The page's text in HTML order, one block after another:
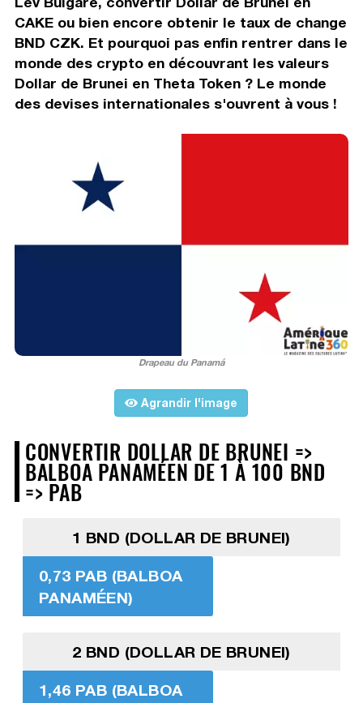
CAKE ou bien encore obtenir le taux de change
BND CZK. Et pourquoi pas enfin rentrer dans le
monde des crypto en découvrant les valeurs
Dollar de Brunei en Theta Token ? Le monde
des devises internationales s'ouvrent à vous !
Drapeau du Panamá
Agrandir l'image
CONVERTIR DOLLAR DE BRUNEI =>
BALBOA PANAMÉEN DE 1 À 100 BND
=> PAB
1 BND (DOLLAR DE BRUNEI)
0,73 PAB (BALBOA
PANAMÉEN)
2 BND (DOLLAR DE BRUNEI)
1,46 PAB (BALBOA